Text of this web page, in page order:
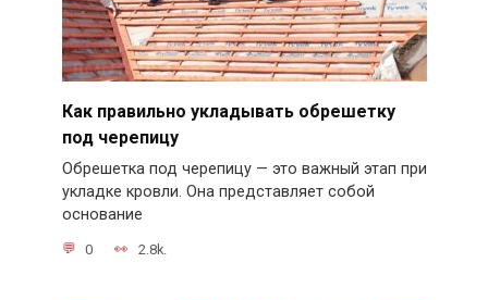
Как правильно укладывать обрешетку
под черепицу
Обрешетка под черепицу — это важный этап при
укладке кровли. Она представляет собой
основание
0 2.8k.